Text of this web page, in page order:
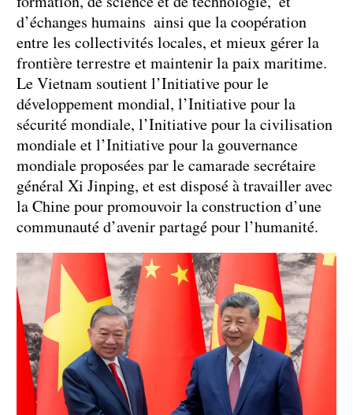
d’échanges humains ainsi que la coopération
entre les collectivités locales, et mieux gérer la
frontière terrestre et maintenir la paix maritime.
Le Vietnam soutient l’Initiative pour le
développement mondial, l’Initiative pour la
sécurité mondiale, l’Initiative pour la civilisation
mondiale et l’Initiative pour la gouvernance
mondiale proposées par le camarade secrétaire
général Xi Jinping, et est disposé à travailler avec
la Chine pour promouvoir la construction d’une
communauté d’avenir partagé pour l’humanité.